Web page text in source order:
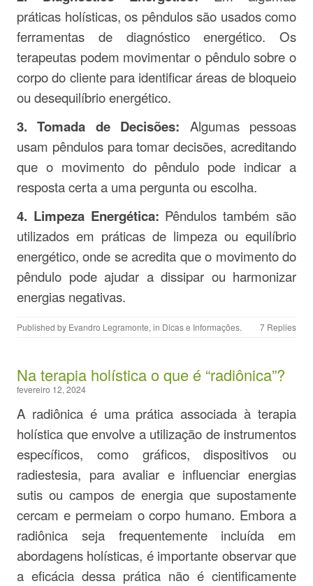
práticas holísticas, os pêndulos são usados como
ferramentas de diagnóstico energético. Os
terapeutas podem movimentar o pêndulo sobre o
corpo do cliente para identificar áreas de bloqueio
ou desequilíbrio energético.
3. Tomada de Decisões: Algumas pessoas
usam pêndulos para tomar decisões, acreditando
que o movimento do pêndulo pode indicar a
resposta certa a uma pergunta ou escolha.
4. Limpeza Energética: Pêndulos também são
utilizados em práticas de limpeza ou equilíbrio
energético, onde se acredita que o movimento do
pêndulo pode ajudar a dissipar ou harmonizar
energias negativas.
Published by Evandro Legramonte, in Dicas e Informações. 7 Replies
Na terapia holística o que é “radiônica”?
fevereiro 12, 2024
A radiônica é uma prática associada à terapia
holística que envolve a utilização de instrumentos
específicos, como gráficos, dispositivos ou
radiestesia, para avaliar e influenciar energias
sutis ou campos de energia que supostamente
cercam e permeiam o corpo humano. Embora a
radiônica seja frequentemente incluída em
abordagens holísticas, é importante observar que
a eficácia dessa prática não é cientificamente